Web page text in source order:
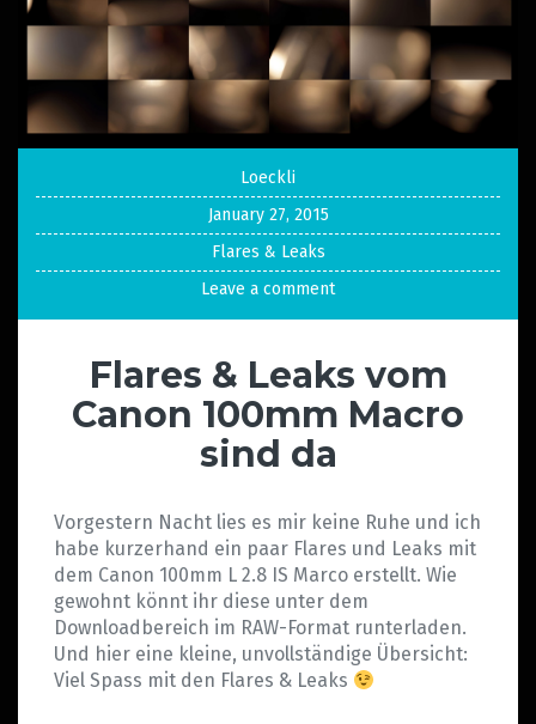
Loeckli
January 27, 2015
Flares & Leaks
Leave a comment
Flares & Leaks vom
Canon 100mm Macro
sind da
Vorgestern Nacht lies es mir keine Ruhe und ich
habe kurzerhand ein paar Flares und Leaks mit
dem Canon 100mm L 2.8 IS Marco erstellt. Wie
gewohnt könnt ihr diese unter dem
Downloadbereich im RAW-Format runterladen.
Und hier eine kleine, unvollständige Übersicht:
Viel Spass mit den Flares & Leaks